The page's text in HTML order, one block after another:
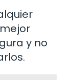
y no